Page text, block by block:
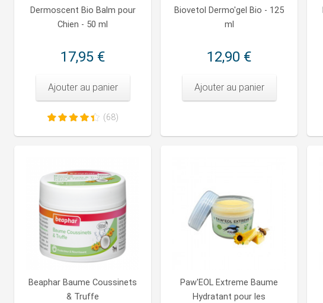
Dermoscent Bio Balm pour
Chien - 50 ml
17,95 €
Ajouter au panier
(68)
Biovetol Dermo'gel Bio - 125
ml
12,90 €
Ajouter au panier
Beaphar Baume Coussinets
& Truffe
Paw'EOL Extreme Baume
Hydratant pour les